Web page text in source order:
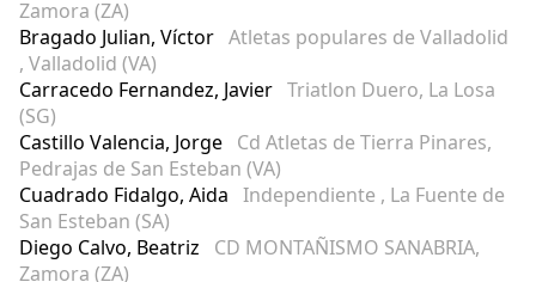
Zamora (ZA)
Bragado Julian, Víctor Atletas populares de Valladolid
, Valladolid (VA)
Carracedo Fernandez, Javier Triatlon Duero, La Losa
(SG)
Castillo Valencia, Jorge Cd Atletas de Tierra Pinares,
Pedrajas de San Esteban (VA)
Cuadrado Fidalgo, Aida Independiente , La Fuente de
San Esteban (SA)
Diego Calvo, Beatriz CD MONTAÑISMO SANABRIA,
Zamora (ZA)